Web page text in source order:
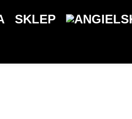
SKLEP